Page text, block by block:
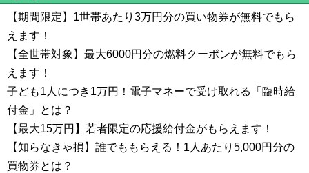
【期間限定】1世帯あたり3万円分の買い物券が無料でもら
えます！
【全世帯対象】最大6000円分の燃料クーポンが無料でもら
えます！
子ども1人につき1万円！電子マネーで受け取れる「臨時給
付金」とは？
【最大15万円】若者限定の応援給付金がもらえます！
【知らなきゃ損】誰でももらえる！1人あたり5,000円分の
買物券とは？